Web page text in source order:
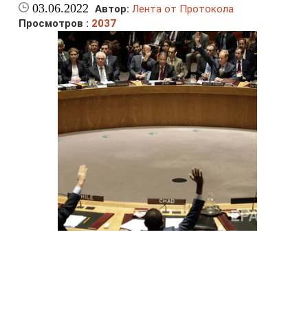
03.06.2022 Автор: Лента от Протокола
Просмотров : 2037